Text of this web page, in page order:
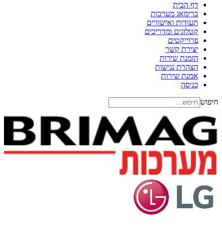
דף הבית
ברימאג מערכות
תעודות ואישורים
קטלוגים ומדריכים
פרוייקטים
יצירת קשר
הזמנת שירות
הצהרת נגישות
אמנת שירות
כניסה
חיפוש